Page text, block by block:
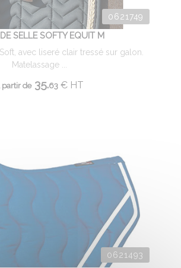
0621749
SELLE SOFTY EQUIT M
avec liseré clair tressé sur galon.
Matelassage ...
partir de35.63 € HT
0621493